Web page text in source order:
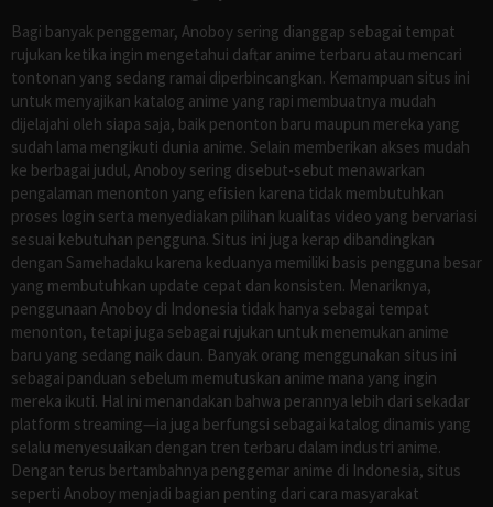
Bagi banyak penggemar, Anoboy sering dianggap sebagai tempat
rujukan ketika ingin mengetahui daftar anime terbaru atau mencari
tontonan yang sedang ramai diperbincangkan. Kemampuan situs ini
untuk menyajikan katalog anime yang rapi membuatnya mudah
dijelajahi oleh siapa saja, baik penonton baru maupun mereka yang
sudah lama mengikuti dunia anime. Selain memberikan akses mudah
ke berbagai judul, Anoboy sering disebut-sebut menawarkan
pengalaman menonton yang efisien karena tidak membutuhkan
proses login serta menyediakan pilihan kualitas video yang bervariasi
sesuai kebutuhan pengguna. Situs ini juga kerap dibandingkan
dengan Samehadaku karena keduanya memiliki basis pengguna besar
yang membutuhkan update cepat dan konsisten. Menariknya,
penggunaan Anoboy di Indonesia tidak hanya sebagai tempat
menonton, tetapi juga sebagai rujukan untuk menemukan anime
baru yang sedang naik daun. Banyak orang menggunakan situs ini
sebagai panduan sebelum memutuskan anime mana yang ingin
mereka ikuti. Hal ini menandakan bahwa perannya lebih dari sekadar
platform streaming—ia juga berfungsi sebagai katalog dinamis yang
selalu menyesuaikan dengan tren terbaru dalam industri anime.
Dengan terus bertambahnya penggemar anime di Indonesia, situs
seperti Anoboy menjadi bagian penting dari cara masyarakat